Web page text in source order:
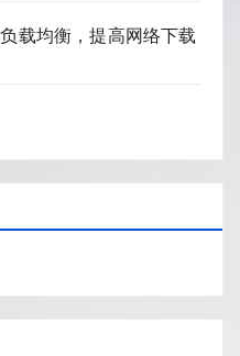
载均衡，提高网络下载